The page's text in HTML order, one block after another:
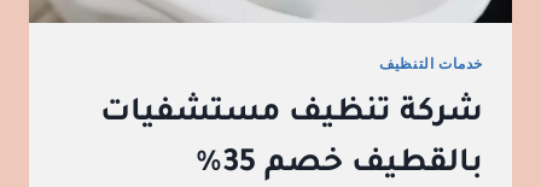
خدمات التنظيف
شركة تنظيف مستشفيات
بالقطيف خصم 35%